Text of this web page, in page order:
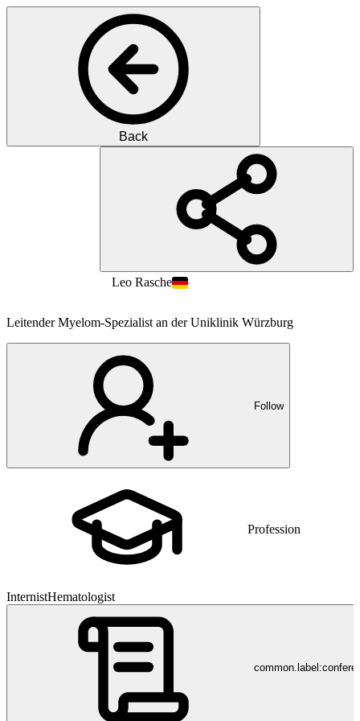
Back
Leo Rasche
Leitender Myelom-Spezialist an der Uniklinik Würzburg
Follow
Profession
InternistHematologist